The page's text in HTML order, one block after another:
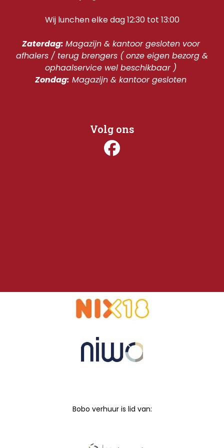
Wij lunchen elke dag 12:30 tot 13:00
Zaterdag: Magazijn & kantoor gesloten voor
afhalers / terug brengers ( onze eigen bezorg &
ophaalservice wel beschikbaar )
Zondag: Magazijn & kantoor gesloten
Volg ons
Bobo verhuur is lid van: